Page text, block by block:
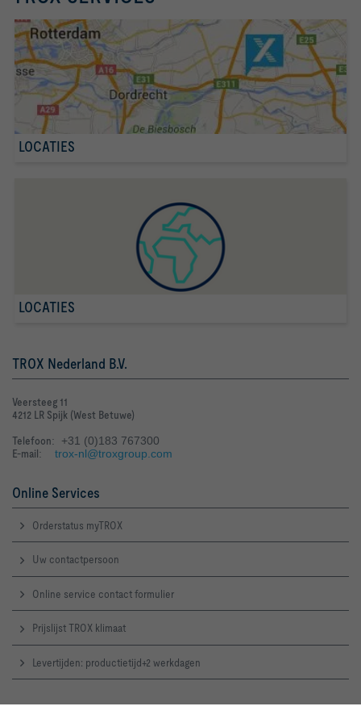
LOCATIES
LOCATIES
TROX Nederland B.V.
Veersteeg 11
4212 LR Spijk (West Betuwe)
Telefoon: +31 (0)183 767300
E-mail: trox-nl@troxgroup.com
Online Services
Orderstatus myTROX
Uw contactpersoon
Online service contact formulier
Prijslijst TROX klimaat
Levertijden: productietijd+2 werkdagen